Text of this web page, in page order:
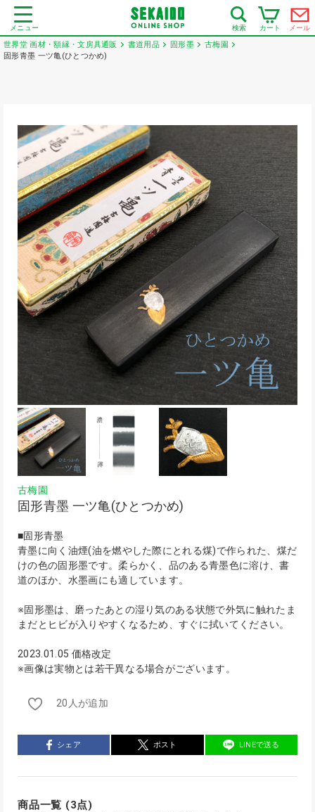
メニュー 検索 カート メール
世界堂 画材・額縁・文房具通販 書道用品 固形墨
古梅園
固形青墨 一ツ亀(ひとつかめ)
古梅園
固形青墨 一ツ亀(ひとつかめ)
■固形青墨
青墨に向く油煙(油を燃やした際にとれる煤)で作られた、煤だ
けの色の固形墨です。柔らかく、品のある青墨色に溶け、書
道のほか、水墨画にも適しています。
※固形墨は、磨ったあとの湿り気のある状態で外気に触れたま
まだとヒビが入りやすくなるため、すぐに拭いてください。
2023.01.05 価格改定
※画像は実物とは若干異なる場合がございます。
20人が追加
シェア ポスト LINEで送る
商品一覧 (3点)